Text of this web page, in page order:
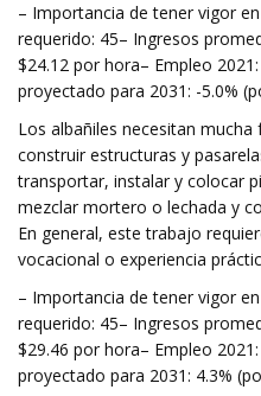
– Importancia de tener vigor
requerido: 45– Ingresos
$24.12 por hora– Empleo
proyectado para 2031: -5.0%
Los albañiles necesitan mucha
construir estructuras y
transportar, instalar y colocar
mezclar mortero o lechada y
En general, este trabajo
vocacional o experiencia
– Importancia de tener vigor
requerido: 45– Ingresos
$29.46 por hora– Empleo
proyectado para 2031: 4.3%